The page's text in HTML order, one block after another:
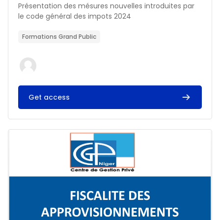
Résumé du cours :
Présentation des mésures nouvelles introduites par
le code général des impots 2024
Formations Grand Public
Get access
Image du cours FISCALITE DES APPROVISIONNEMENTS